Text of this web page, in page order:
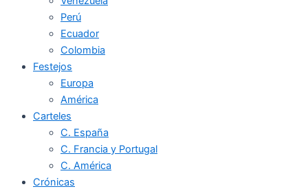
Perú
Ecuador
Colombia
Festejos
Europa
América
Carteles
C. España
C. Francia y Portugal
C. América
Crónicas